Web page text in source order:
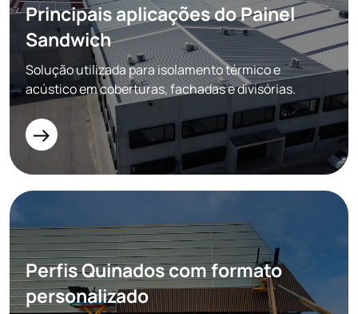
Principais aplicações do Painel
Sandwich
Solução utilizada para isolamento térmico e
acústico em coberturas, fachadas e divisórias.
Perfis Quinados com formato
personalizado